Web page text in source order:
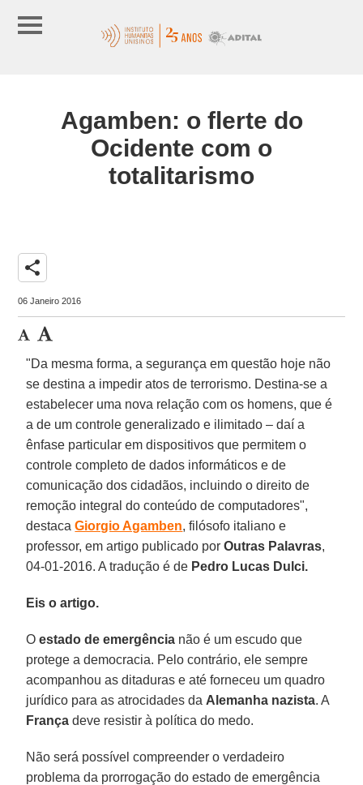
Agamben: o flerte do
Ocidente com o
totalitarismo
share
06 Janeiro 2016
"Da mesma forma, a segurança em questão hoje não
se destina a impedir atos de terrorismo. Destina-se a
estabelecer uma nova relação com os homens, que é
a de um controle generalizado e ilimitado – daí a
ênfase particular em dispositivos que permitem o
controle completo de dados informáticos e de
comunicação dos cidadãos, incluindo o direito de
remoção integral do conteúdo de computadores",
destacaGiorgio Agamben, filósofo italiano e
professor, em artigo publicado porOutras Palavras,
04-01-2016. A tradução é de Pedro Lucas Dulci.
Eis o artigo.
Oestado de emergência não é um escudo que
protege a democracia. Pelo contrário, ele sempre
acompanhou as ditaduras e até forneceu um quadro
jurídico para as atrocidades da Alemanha nazista. A
França deve resistir à política do medo.
Não será possível compreender o verdadeiro
problema da prorrogação do estado de emergência